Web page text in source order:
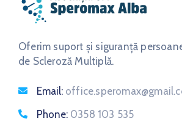
Oferim suport și siguranță
de Scleroză Multiplă.
Email:
Phone: 0358 103 535